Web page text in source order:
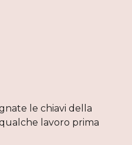
le chiavi della
lavoro prima